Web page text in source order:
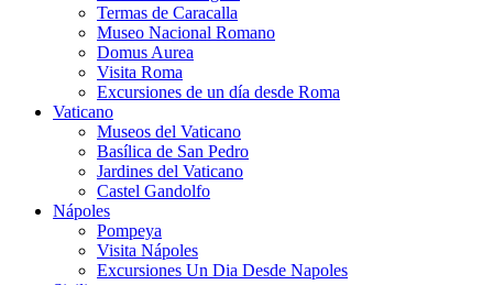
Termas de Caracalla
Museo Nacional Romano
Domus Aurea
Visita Roma
Excursiones de un día desde Roma
Vaticano
Museos del Vaticano
Basílica de San Pedro
Jardines del Vaticano
Castel Gandolfo
Nápoles
Pompeya
Visita Nápoles
Excursiones Un Dia Desde Napoles